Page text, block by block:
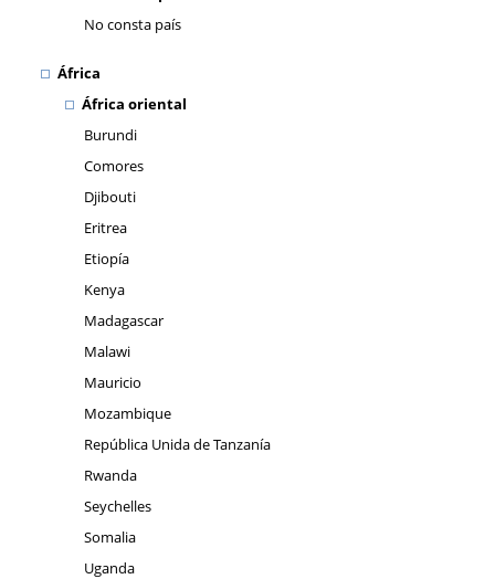
No consta país
África
África oriental
Burundi
Comores
Djibouti
Eritrea
Etiopía
Kenya
Madagascar
Malawi
Mauricio
Mozambique
República Unida de Tanzanía
Rwanda
Seychelles
Somalia
Uganda